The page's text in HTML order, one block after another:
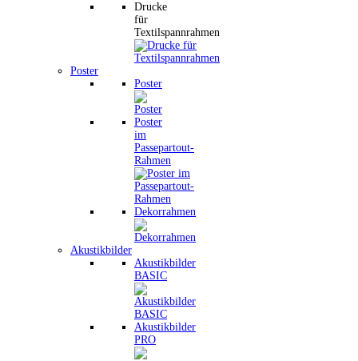
Drucke
für
Textilspannrahmen
Poster
Poster
Poster
im
Passepartout-
Rahmen
Dekorrahmen
Akustikbilder
Akustikbilder
BASIC
Akustikbilder
PRO